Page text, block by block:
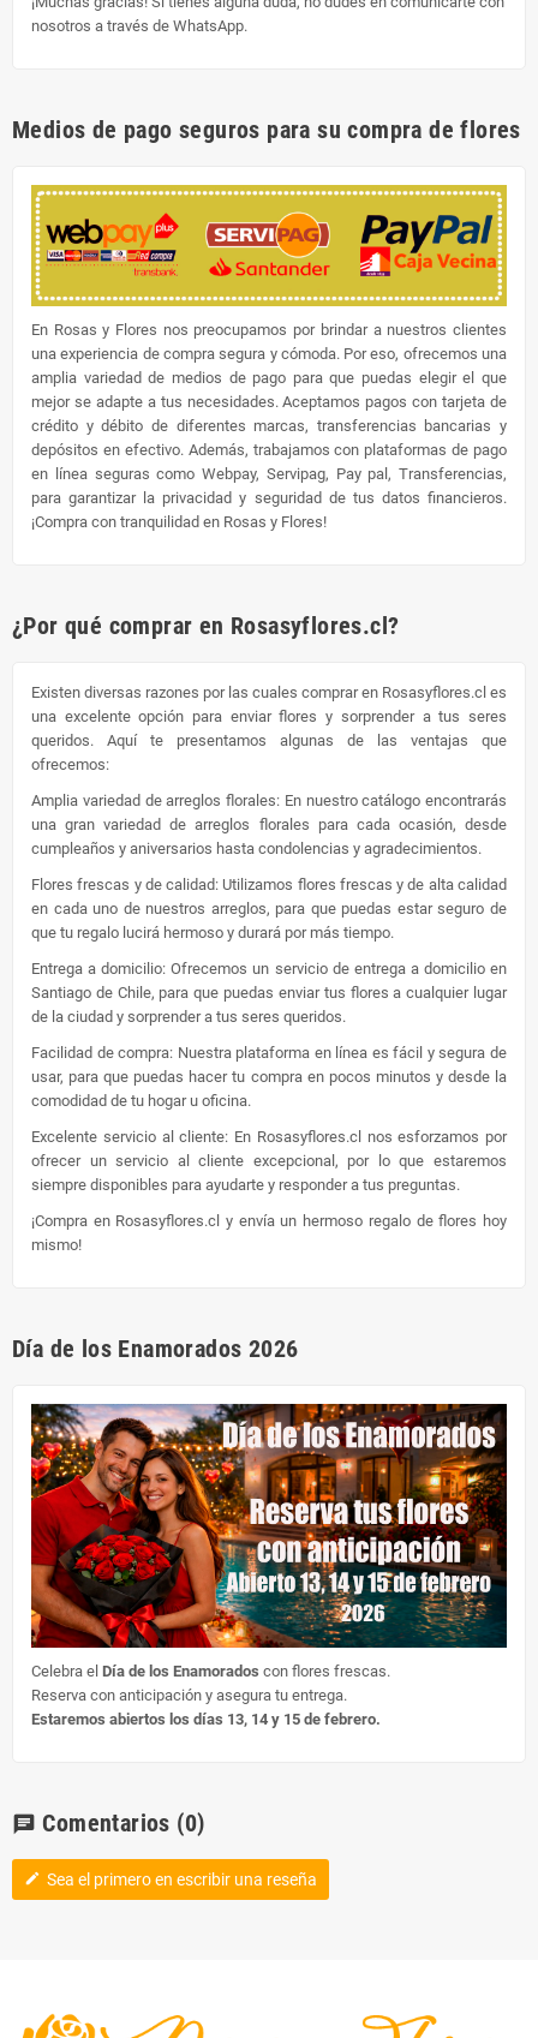
nosotros a través de WhatsApp.
Medios de pago seguros para su compra de flores
En Rosas y Flores nos preocupamos por brindar a nuestros clientes
una experiencia de compra segura y cómoda. Por eso, ofrecemos una
amplia variedad de medios de pago para que puedas elegir el que
mejor se adapte a tus necesidades. Aceptamos pagos con tarjeta de
crédito y débito de diferentes marcas, transferencias bancarias y
depósitos en efectivo. Además, trabajamos con plataformas de pago
en línea seguras como Webpay, Servipag, Pay pal, Transferencias,
para garantizar la privacidad y seguridad de tus datos financieros.
¡Compra con tranquilidad en Rosas y Flores!
¿Por qué comprar en Rosasyflores.cl?
Existen diversas razones por las cuales comprar en Rosasyflores.cl es
una excelente opción para enviar flores y sorprender a tus seres
queridos. Aquí te presentamos algunas de las ventajas que
ofrecemos:
Amplia variedad de arreglos florales: En nuestro catálogo encontrarás
una gran variedad de arreglos florales para cada ocasión, desde
cumpleaños y aniversarios hasta condolencias y agradecimientos.
Flores frescas y de calidad: Utilizamos flores frescas y de alta calidad
en cada uno de nuestros arreglos, para que puedas estar seguro de
que tu regalo lucirá hermoso y durará por más tiempo.
Entrega a domicilio: Ofrecemos un servicio de entrega a domicilio en
Santiago de Chile, para que puedas enviar tus flores a cualquier lugar
de la ciudad y sorprender a tus seres queridos.
Facilidad de compra: Nuestra plataforma en línea es fácil y segura de
usar, para que puedas hacer tu compra en pocos minutos y desde la
comodidad de tu hogar u oficina.
Excelente servicio al cliente: En Rosasyflores.cl nos esforzamos por
ofrecer un servicio al cliente excepcional, por lo que estaremos
siempre disponibles para ayudarte y responder a tus preguntas.
¡Compra en Rosasyflores.cl y envía un hermoso regalo de flores hoy
mismo!
Día de los Enamorados 2026
Celebra el Día de los Enamorados con flores frescas.
Reserva con anticipación y asegura tu entrega.
Estaremos abiertos los días 13, 14 y 15 de febrero.
chat Comentarios (0)
edit Sea el primero en escribir una reseña